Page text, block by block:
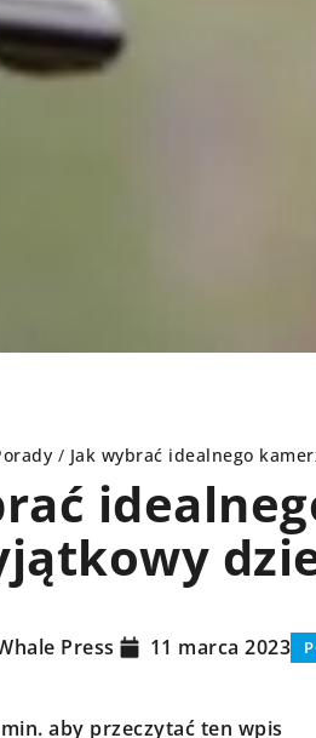
/ Jak wybrać idealnego
Press 11 marca 2023
aby przeczytać ten wpis
PORADY